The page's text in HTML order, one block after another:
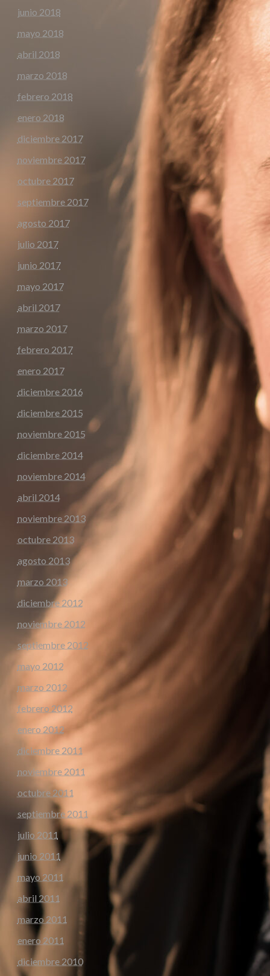
junio 2018
mayo 2018
abril 2018
marzo 2018
febrero 2018
enero 2018
diciembre 2017
noviembre 2017
octubre 2017
septiembre 2017
agosto 2017
julio 2017
junio 2017
mayo 2017
abril 2017
marzo 2017
febrero 2017
enero 2017
diciembre 2016
diciembre 2015
noviembre 2015
diciembre 2014
noviembre 2014
abril 2014
noviembre 2013
octubre 2013
agosto 2013
marzo 2013
diciembre 2012
noviembre 2012
septiembre 2012
mayo 2012
marzo 2012
febrero 2012
enero 2012
diciembre 2011
noviembre 2011
octubre 2011
septiembre 2011
julio 2011
junio 2011
mayo 2011
abril 2011
marzo 2011
enero 2011
diciembre 2010